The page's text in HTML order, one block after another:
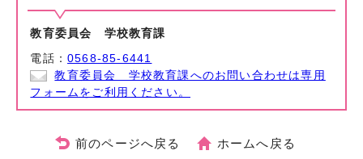
教育委員会 学校教育課
電話：0568-85-6441
教育委員会 学校教育課へのお問い合わせは専用
フォームをご利用ください。
前のページへ戻る ホームへ戻る